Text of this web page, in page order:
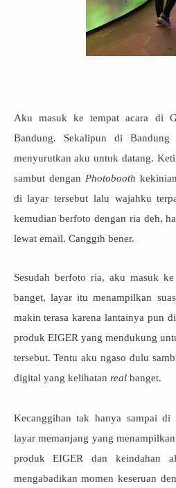
Aku masuk ke tempat acara di
Bandung. Sekalipun di
menyurutkan aku untuk datang.
sambut dengan Photobooth
di layar tersebut lalu wajahku
kemudian berfoto dengan ria deh,
lewat email. Canggih bener.
Sesudah berfoto ria, aku masuk
banget, layar itu menampilkan
makin terasa karena lantainya pun
produk EIGER yang mendukung
tersebut. Tentu aku ngaso dulu
digital yang kelihatan realbanget.
Kecanggihan tak hanya sampai
layar memanjang yang
produk EIGER dan keindahan
mengabadikan momen keseruan